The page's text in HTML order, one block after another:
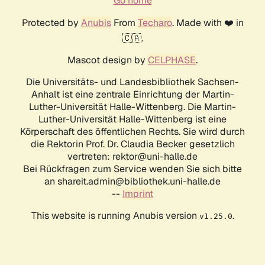
Protected by AnubisFrom Techaro. Made with ❤️ in
🇨🇦.
Mascot design by CELPHASE.
Die Universitäts- und Landesbibliothek Sachsen-
Anhalt ist eine zentrale Einrichtung der Martin-
Luther-Universität Halle-Wittenberg. Die Martin-
Luther-Universität Halle-Wittenberg ist eine
Körperschaft des öffentlichen Rechts. Sie wird durch
die Rektorin Prof. Dr. Claudia Becker gesetzlich
vertreten: rektor@uni-halle.de
Bei Rückfragen zum Service wenden Sie sich bitte
an shareit.admin@bibliothek.uni-halle.de
-- Imprint
This website is running Anubis version v1.25.0.